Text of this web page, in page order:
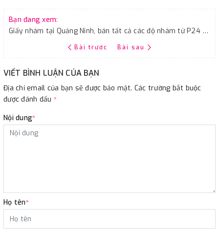
Bạn đang xem:
Giấy nhám tại Quảng Ninh, bán tất cả các độ nhám từ P24 đến P10.000
Bài trước Bài sau
VIẾT BÌNH LUẬN CỦA BẠN
Địa chỉ email của bạn sẽ được bảo mật. Các trường bắt buộc
được đánh dấu *
Nội dung*
Họ tên*